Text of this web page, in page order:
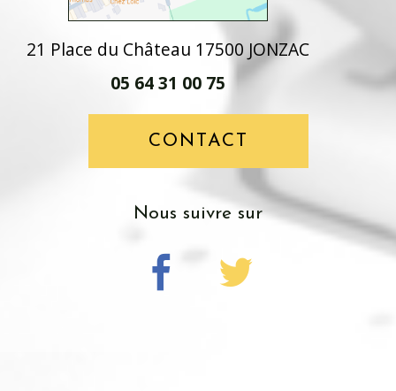
21 Place du Château 17500 JONZAC
05 64 31 00 75
CONTACT
nous suivre sur